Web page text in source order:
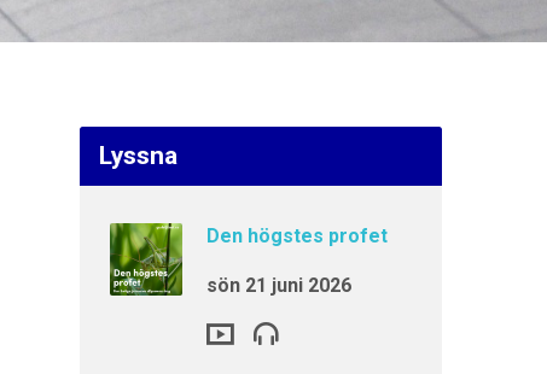
Lyssna
Den högstes profet
sön 21 juni 2026